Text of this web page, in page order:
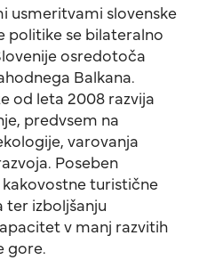
usmeritvami slovenske
politike se bilateralno
osredotoča
Balkana.
od leta 2008 razvija
predvsem na
varovanja
Poseben
turistične
izboljšanju
v manj razvitih
gore.